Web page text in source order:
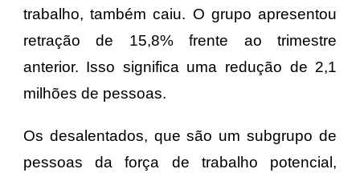
trabalho, também caiu. O grupo apresentou
retração de 15,8% frente ao trimestre
anterior. Isso significa uma redução de 2,1
milhões de pessoas.
Os desalentados, que são um subgrupo de
pessoas da força de trabalho potencial,